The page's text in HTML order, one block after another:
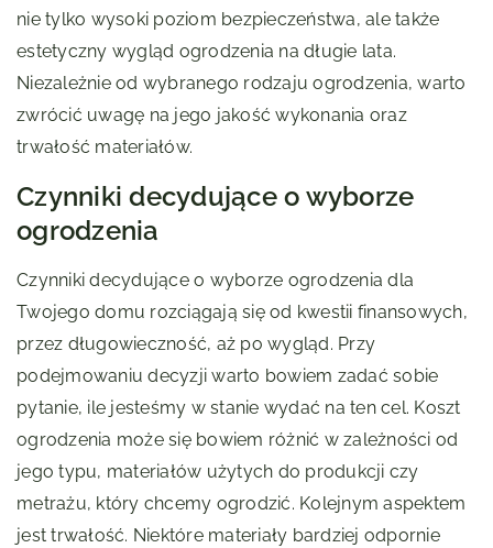
nie tylko wysoki poziom bezpieczeństwa, ale także
estetyczny wygląd ogrodzenia na długie lata.
Niezależnie od wybranego rodzaju ogrodzenia, warto
zwrócić uwagę na jego jakość wykonania oraz
trwałość materiałów.
Czynniki decydujące o wyborze
ogrodzenia
Czynniki decydujące o wyborze ogrodzenia dla
Twojego domu rozciągają się od kwestii finansowych,
przez długowieczność, aż po wygląd. Przy
podejmowaniu decyzji warto bowiem zadać sobie
pytanie, ile jesteśmy w stanie wydać na ten cel. Koszt
ogrodzenia może się bowiem różnić w zależności od
jego typu, materiałów użytych do produkcji czy
metrażu, który chcemy ogrodzić. Kolejnym aspektem
jest trwałość. Niektóre materiały bardziej odpornie